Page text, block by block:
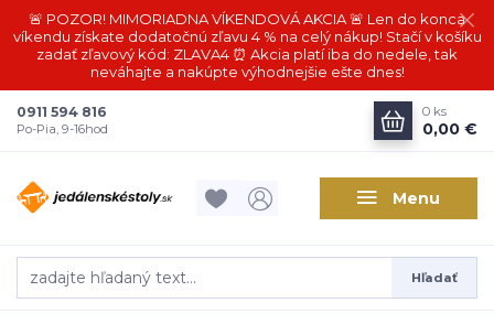
🚨 POZOR! MIMORIADNA VÍKENDOVÁ AKCIA 🚨 Len do konca
víkendu získate dodatočnú zľavu 4 % na celý nákup! Stačí v košíku
zadať zľavový kód: ZLAVA4 ⏰ Akcia platí iba do nedele, tak
neváhajte a nakúpte výhodnejšie ešte dnes!
Menu
Hľadať
0911 594 816
Po-Pia, 9-16hod
0 ks
0,00 €